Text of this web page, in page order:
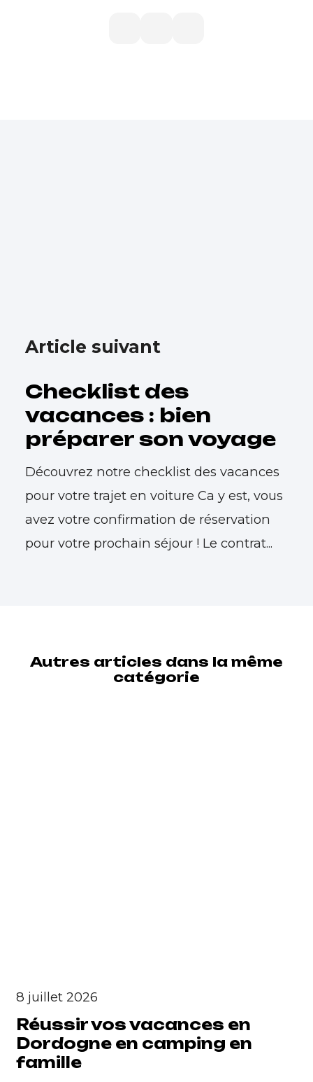
Article suivant
Checklist des
vacances : bien
préparer son voyage
Découvrez notre checklist des vacances
pour votre trajet en voiture Ca y est, vous
avez votre confirmation de réservation
pour votre prochain séjour ! Le contrat...
Autres articles dans la même
catégorie
8 juillet 2026
Réussir vos vacances en
Dordogne en camping en
famille